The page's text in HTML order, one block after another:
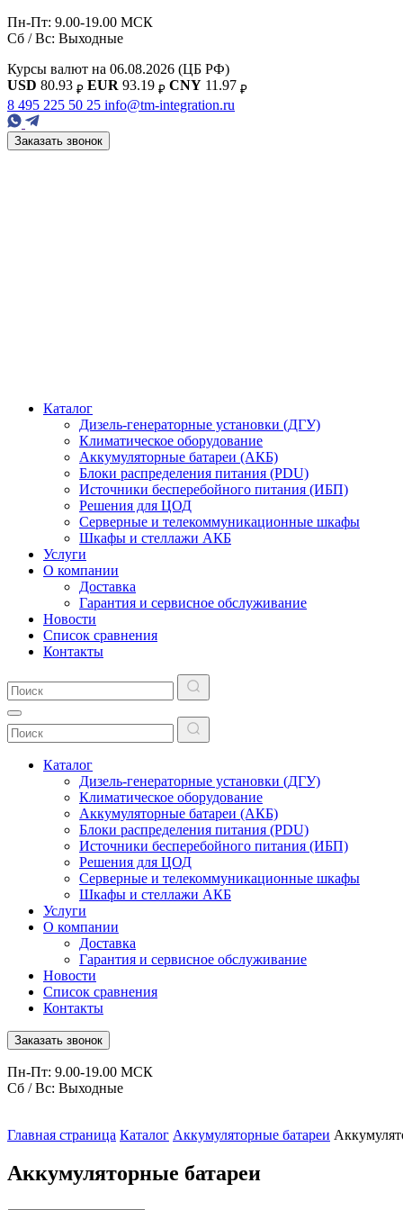
Пн-Пт: 9.00-19.00 МСК
Сб / Вс: Выходные
Курсы валют на 06.08.2026 (ЦБ РФ)
USD 80.93 ₽ EUR 93.19 ₽ CNY 11.97 ₽
8 495 225 50 25 info@tm-integration.ru
Заказать звонок
Каталог
Дизель-генераторные установки (ДГУ)
Климатическое оборудование
Аккумуляторные батареи (АКБ)
Блоки распределения питания (PDU)
Источники бесперебойного питания (ИБП)
Решения для ЦОД
Серверные и телекоммуникационные шкафы
Шкафы и стеллажи АКБ
Услуги
О компании
Доставка
Гарантия и сервисное обслуживание
Новости
Список сравнения
Контакты
Каталог
Дизель-генераторные установки (ДГУ)
Климатическое оборудование
Аккумуляторные батареи (АКБ)
Блоки распределения питания (PDU)
Источники бесперебойного питания (ИБП)
Решения для ЦОД
Серверные и телекоммуникационные шкафы
Шкафы и стеллажи АКБ
Услуги
О компании
Доставка
Гарантия и сервисное обслуживание
Новости
Список сравнения
Контакты
Заказать звонок
Пн-Пт: 9.00-19.00 МСК
Сб / Вс: Выходные
Главная страница Каталог Аккумуляторные батареи
Аккумуляторные батареи